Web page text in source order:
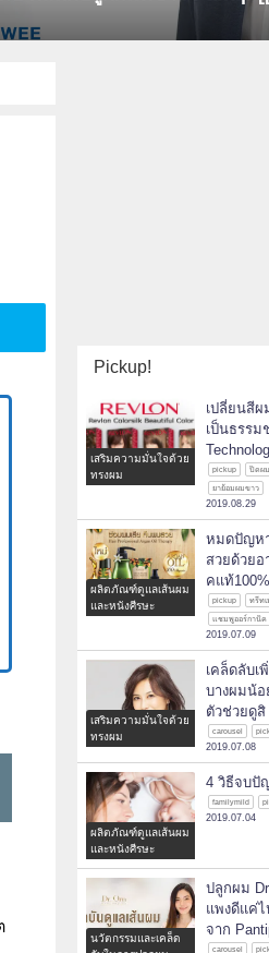
Pickup!
เสริมความมั่นใจด้วย
ทรงผม
เปลี่ยนสี
เป็นธรรม
pickup ปิดผ
ยาย้อมผมขาว
2019.08.29
ผลิตภัณฑ์ดูแลเส้นผม
และหนังศีรษะ
หมดปัญหา
สวยด้วย
คแท้100%
pickup ทรีท
แชมพูออร์กานิค
2019.07.09
เสริมความมั่นใจด้วย
ทรงผม
เคล็ดลับเ
บางผมน้อ
ตัวช่วยดูสิ
carousel
2019.07.08
ผลิตภัณฑ์ดูแลเส้นผม
และหนังศีรษะ
4 วิธีจบปั
familymild
2019.07.04
นวัตกรรมและเคล็ด
ปลูกผม
แพงดีแค่
จาก
carousel